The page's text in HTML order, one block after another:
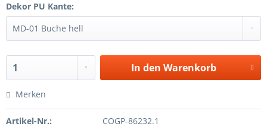
Dekor PU Kante:
In den Warenkorb
Merken
Artikel-Nr.: COGP-86232.1